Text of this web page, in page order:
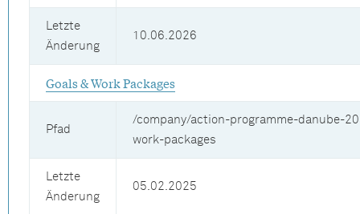
Letzte
Änderung
10.06.2026
Goals & Work Packages
Pfad
/company/action-programme-danube-
work-packages
Letzte
Änderung
05.02.2025